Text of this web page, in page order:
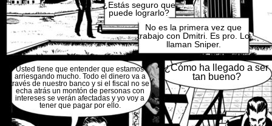
¿Estás seguro que
puede lograrlo?
No es la primera vez que
trabajo con Dmitri. Es pro. Lo
llaman Sniper.
Usted tiene que entender que estamos
arriesgando mucho. Todo el dinero va a
través de nuestro banco y si el fiscal no se
echa atrás un montón de personas con
intereses se verán afectadas y yo voy a
tener que pagar por ello.
¿Cómo ha llegado a ser
tan bueno?